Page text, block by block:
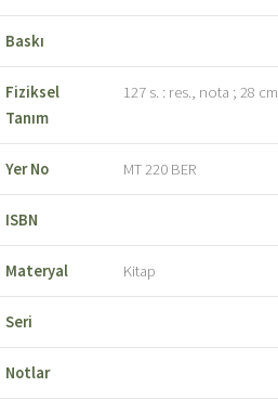
Baskı
Fiziksel
Tanım
127 s. : res., nota ; 28 cm
Yer No MT 220 BER
ISBN
Materyal Kitap
Seri
Notlar